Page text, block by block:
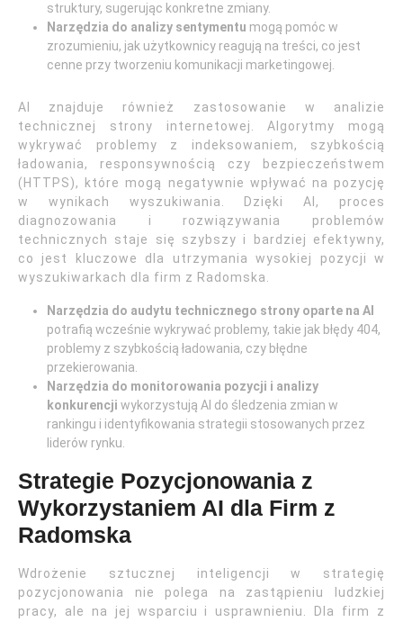
struktury, sugerując konkretne zmiany.
Narzędzia do analizy sentymentu mogą pomóc w
zrozumieniu, jak użytkownicy reagują na treści, co jest
cenne przy tworzeniu komunikacji marketingowej.
AI znajduje również zastosowanie w analizie
technicznej strony internetowej. Algorytmy mogą
wykrywać problemy z indeksowaniem, szybkością
ładowania, responsywnością czy bezpieczeństwem
(HTTPS), które mogą negatywnie wpływać na pozycję
w wynikach wyszukiwania. Dzięki AI, proces
diagnozowania i rozwiązywania problemów
technicznych staje się szybszy i bardziej efektywny,
co jest kluczowe dla utrzymania wysokiej pozycji w
wyszukiwarkach dla firm z Radomska.
Narzędzia do audytu technicznego strony oparte na AI
potrafią wcześnie wykrywać problemy, takie jak błędy 404,
problemy z szybkością ładowania, czy błędne
przekierowania.
Narzędzia do monitorowania pozycji i analizy
konkurencji wykorzystują AI do śledzenia zmian w
rankingu i identyfikowania strategii stosowanych przez
liderów rynku.
Strategie Pozycjonowania z
Wykorzystaniem AI dla Firm z
Radomska
Wdrożenie sztucznej inteligencji w strategię
pozycjonowania nie polega na zastąpieniu ludzkiej
pracy, ale na jej wsparciu i usprawnieniu. Dla firm z